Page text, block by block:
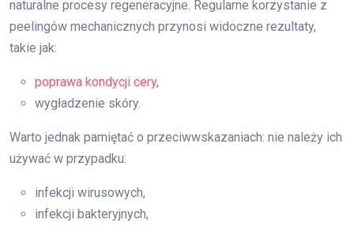
naturalne procesy regeneracyjne. Regularne korzystanie z
peelingów mechanicznych przynosi widoczne rezultaty,
takie jak:
poprawa kondycji cery,
wygładzenie skóry.
Warto jednak pamiętać o przeciwwskazaniach: nie należy ich
używać w przypadku:
infekcji wirusowych,
infekcji bakteryjnych,